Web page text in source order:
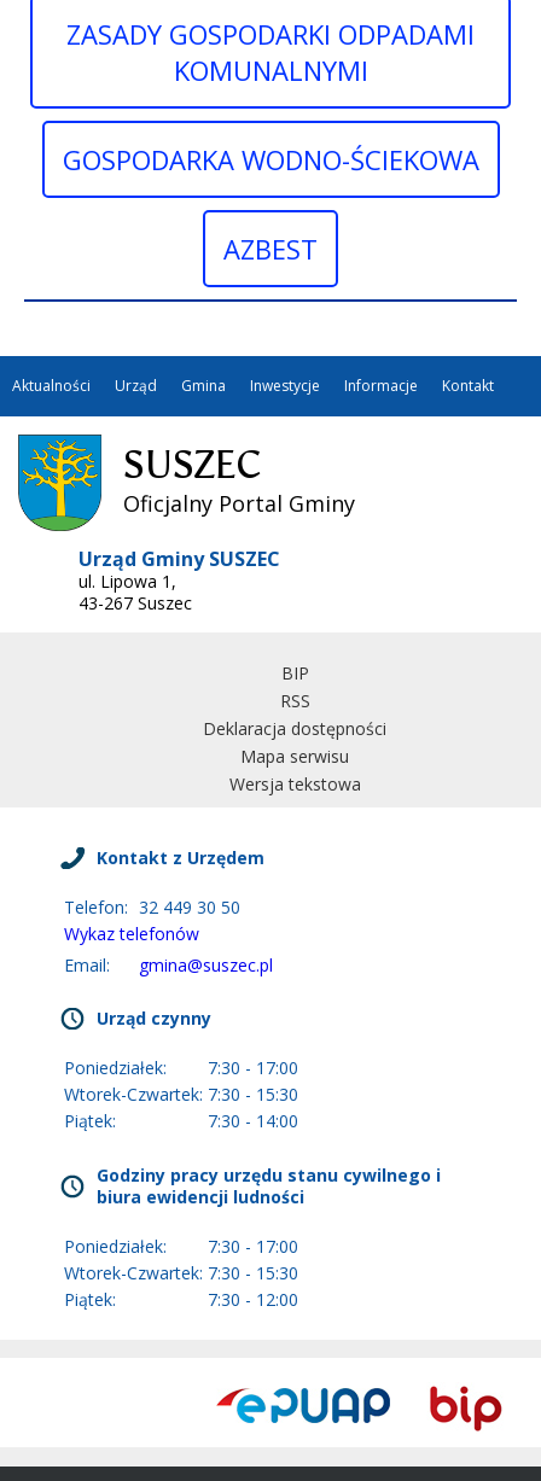
ZASADY GOSPODARKI ODPADAMI
KOMUNALNYMI
GOSPODARKA WODNO-ŚCIEKOWA
AZBEST
Aktualności Urząd Gmina Inwestycje Informacje Kontakt
SUSZEC
Oficjalny Portal Gminy
Urząd Gminy SUSZEC
ul. Lipowa 1,
43-267 Suszec
BIP
RSS
Deklaracja dostępności
Mapa serwisu
Wersja tekstowa
Kontakt z Urzędem
Telefon: 32 449 30 50
Wykaz telefonów
Email:
gmina@suszec.pl
Urząd czynny
Poniedziałek:
7:30 - 17:00
Wtorek-Czwartek: 7:30 - 15:30
Piątek:
7:30 - 14:00
Godziny pracy urzędu stanu cywilnego i
biura ewidencji ludności
Poniedziałek:
7:30 - 17:00
Wtorek-Czwartek: 7:30 - 15:30
Piątek:
7:30 - 12:00